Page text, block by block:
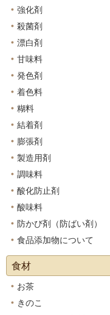
強化剤
殺菌剤
漂白剤
甘味料
発色剤
着色料
糊料
結着剤
膨張剤
製造用剤
調味料
酸化防止剤
酸味料
防かび剤（防ばい剤）
食品添加物について
食材
お茶
きのこ